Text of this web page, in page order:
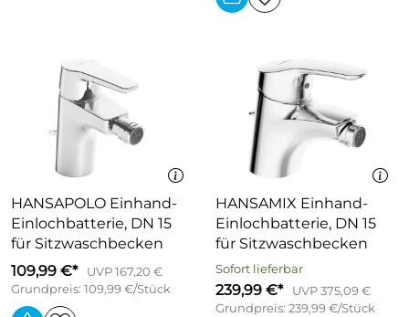
HANSAPOLO Einhand-
Einlochbatterie, DN 15
für Sitzwaschbecken
109,99 €*
UVP 167,20 €
Grundpreis: 109,99 €/Stück
HANSAMIX Einhand-
Einlochbatterie, DN 15
für Sitzwaschbecken
Sofort lieferbar
239,99 €*
UVP 375,09 €
Grundpreis: 239,99 €/Stück